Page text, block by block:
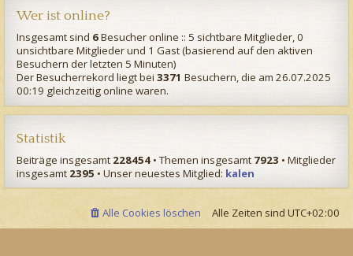
Wer ist online?
Insgesamt sind 6Besucher online :: 5 sichtbare Mitglieder, 0
unsichtbare Mitglieder und 1 Gast (basierend auf den aktiven
Besuchern der letzten 5 Minuten)
Der Besucherrekord liegt bei 3371 Besuchern, die am 26.07.2025
00:19 gleichzeitig online waren.
Statistik
Beiträge insgesamt 228454 • Themen insgesamt 7923 • Mitglieder
insgesamt 2395 • Unser neuestes Mitglied: kalen
Alle Zeiten sind UTC+02:00
Alle Cookies löschen